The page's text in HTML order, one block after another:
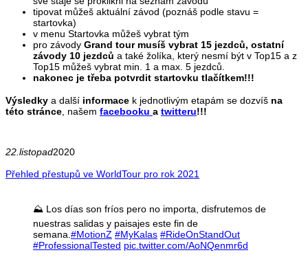
tipovat můžeš aktuální závod (poznáš podle stavu =
startovka)
v menu Startovka můžeš vybrat tým
pro závody Grand tour musíš vybrat 15 jezdců, ostatní
závody 10 jezdců a také žolíka, který nesmí být v Top15 a z
Top15 můžeš vybrat min. 1 a max. 5 jezdců.
nakonec je třeba potvrdit startovku tlačítkem!!!
Výsledky a další informace k jednotlivým etapám se dozvíš na
této stránce , našem facebooku a twitteru!!!
22.listopad2020
Přehled přestupů ve WorldTour pro rok 2021
⛰️ Los días son fríos pero no importa, disfrutemos de
nuestras salidas y paisajes este fin de
semana. #MotionZ #MyKalas #RideOnStandOut
#ProfessionalTested pic.twitter.com/AoNQenmr6d